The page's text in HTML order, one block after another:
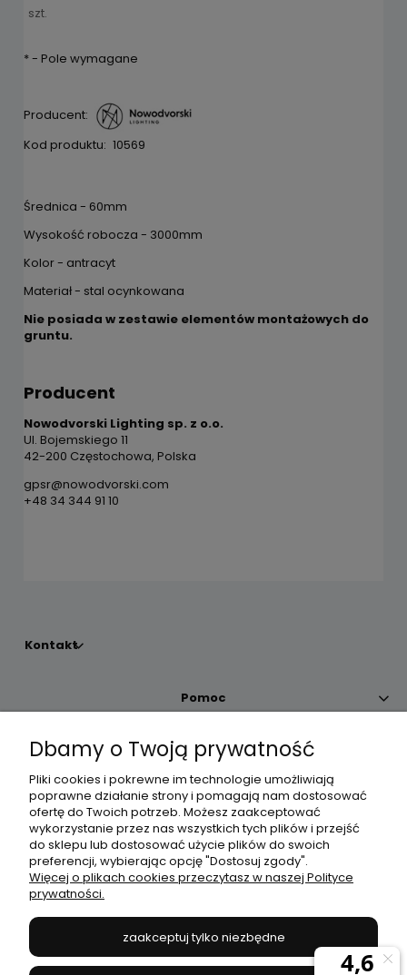
szt.
*- Pole wymagane
Producent:
Kod produktu: 10569
Średnica - 60mm
Wysokość robocza - 3000mm
Kolor - antracyt
Materiał - stal ocynkowana
Nie posiada w zestawie elementów montażowych do
gruntu.
Producent
Nowodvorski Lighting sp. z o.o.
Ul. Bojemskiego 11
42-200 Częstochowa, Polska
gpsr@nowodvorski.com
+48 34 344 91 10
Kontakt
Pomoc
Moje konto
Płatności i dostawa
Informacje
Dbamy o Twoją prywatność
Pliki cookies i pokrewne im technologie umożliwiają
poprawne działanie strony i pomagają nam dostosować
ofertę do Twoich potrzeb. Możesz zaakceptować
wykorzystanie przez nas wszystkich tych plików i przejść
do sklepu lub dostosować użycie plików do swoich
preferencji, wybierając opcję "Dostosuj zgody".
Więcej o plikach cookies przeczytasz w naszej Polityce
prywatności.
zaakceptuj tylko niezbędne